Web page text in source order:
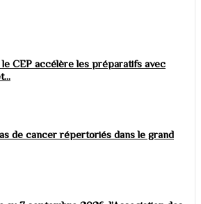
CEP accélère les préparatifs avec
de cancer répertoriés dans le grand